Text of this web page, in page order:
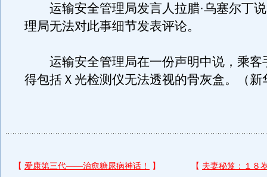
运输安全管理局发言人拉腊·乌塞尔丁说
理局无法对此事细节发表评论。
运输安全管理局在一份声明中说，乘客
得包括Ｘ光检测仪无法透视的骨灰盒。（新